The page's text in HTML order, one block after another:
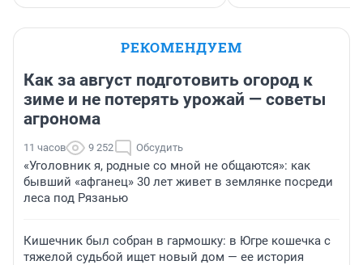
РЕКОМЕНДУЕМ
Как за август подготовить огород к
зиме и не потерять урожай — советы
агронома
11 часов 9 252 Обсудить
«Уголовник я, родные со мной не общаются»: как
бывший «афганец» 30 лет живет в землянке посреди
леса под Рязанью
Кишечник был собран в гармошку: в Югре кошечка с
тяжелой судьбой ищет новый дом — ее история